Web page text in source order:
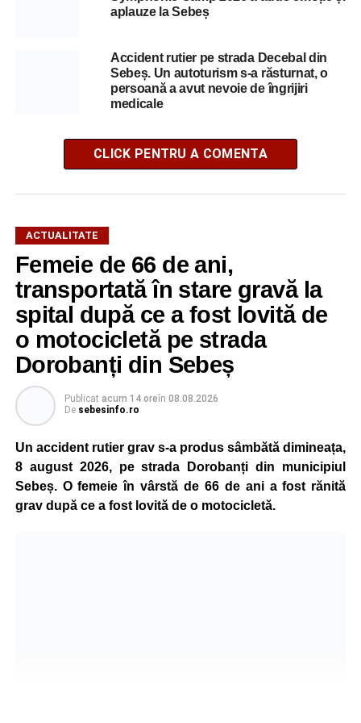
aplauze la Sebeș
Accident rutier pe strada Decebal din
Sebeș. Un autoturism s-a răsturnat, o
persoană a avut nevoie de îngrijiri
medicale
CLICK PENTRU A COMENTA
ACTUALITATE
Femeie de 66 de ani,
transportată în stare gravă la
spital după ce a fost lovită de
o motocicletă pe strada
Dorobanți din Sebeș
Publicat acum 14 oreîn 08.08.2026
De sebesinfo.ro
Un accident rutier grav s-a produs sâmbătă dimineața,
8 august 2026, pe strada Dorobanți din municipiul
Sebeș. O femeie în vârstă de 66 de ani a fost rănită
grav după ce a fost lovită de o motocicletă.